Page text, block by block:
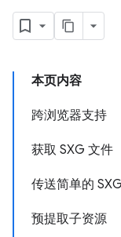
本页内容
跨浏览器支持
获取 SXG 文件
传送简单的
预提取子资源